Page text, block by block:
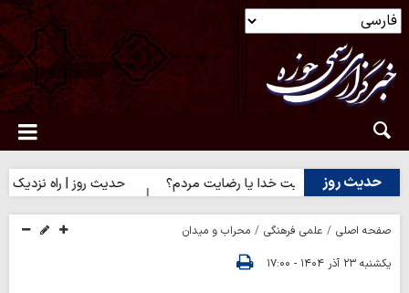
حدیث روز
روز | رضایت خدا یا رضایت مردم؟ حدیث روز | راه نزدیک
صفحه اصلی علمی فرهنگی
محراب و میدان
یکشنبه ۲۳ آذر ۱۴۰۴ - ۱۷:۰۰